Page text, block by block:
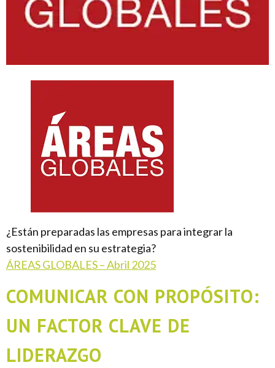
¿Están preparadas las empresas para integrar la
sostenibilidad en su estrategia?
ÁREAS GLOBALES – Abril 2025
COMUNICAR CON PROPÓSITO:
UN FACTOR CLAVE DE
LIDERAZGO